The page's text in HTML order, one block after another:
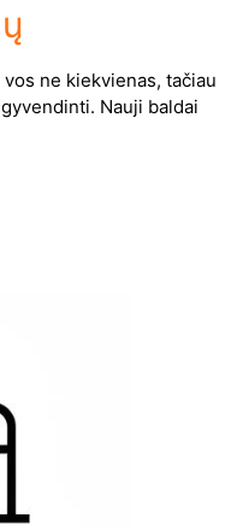
ne kiekvienas, tačiau
Nauji baldai